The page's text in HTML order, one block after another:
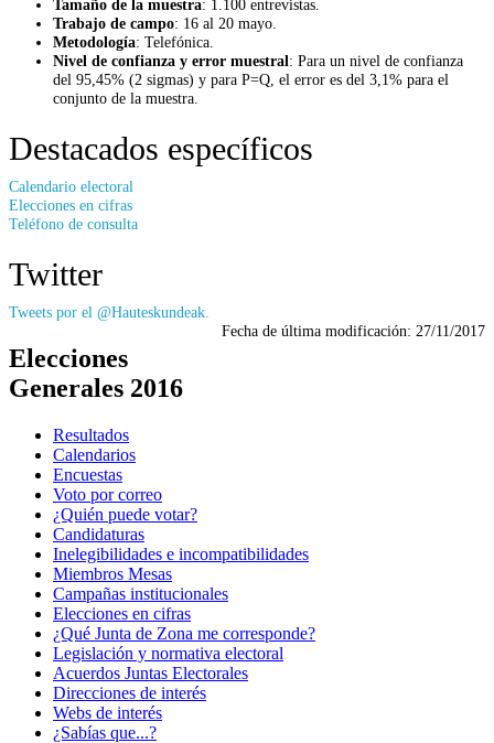
Tamaño de la muestra: 1.100 entrevistas.
Trabajo de campo: 16 al 20 mayo.
Metodología: Telefónica.
Nivel de confianza y error muestral: Para un nivel de confianza
del 95,45% (2 sigmas) y para P=Q, el error es del 3,1% para el
conjunto de la muestra.
Destacados específicos
Calendario electoral
Elecciones en cifras
Teléfono de consulta
Twitter
Tweets por el @Hauteskundeak.
Fecha de última modificación: 27/11/2017
Elecciones
Generales 2016
Resultados
Calendarios
Encuestas
Voto por correo
¿Quién puede votar?
Candidaturas
Inelegibilidades e incompatibilidades
Miembros Mesas
Campañas institucionales
Elecciones en cifras
¿Qué Junta de Zona me corresponde?
Legislación y normativa electoral
Acuerdos Juntas Electorales
Direcciones de interés
Webs de interés
¿Sabías que...?